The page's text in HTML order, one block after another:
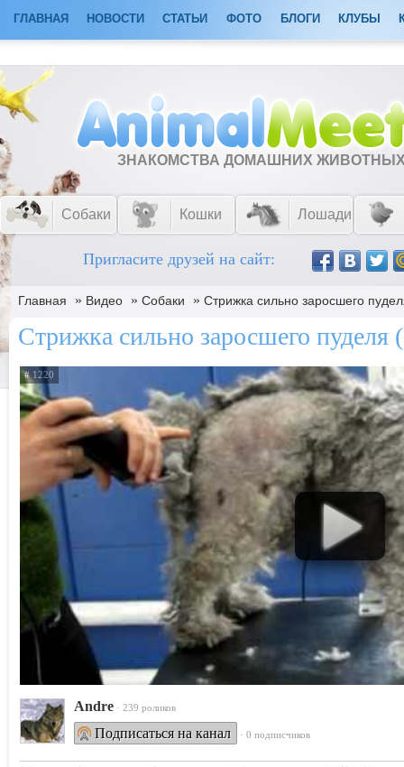
ГЛАВНАЯ НОВОСТИ СТАТЬИ ФОТО БЛОГИ КЛУБЫ
ЗНАКОМСТВА ДОМАШНИХ
Собаки Кошки Лошади
Пригласите друзей на сайт:
Главная » Видео » Собаки » Стрижка сильно заросшего
Стрижка сильно заросшего пуделя
# 1220
Andre · 239 роликов
Подписаться на канал · 0 подписчиков